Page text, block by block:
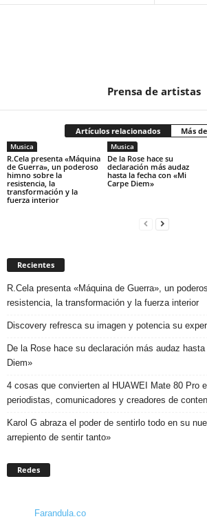
Prensa de artistas
Artículos relacionados Más
Musica
R.Cela presenta «Máquina
de Guerra», un poderoso
himno sobre la
resistencia, la
transformación y la
fuerza interior
Musica
De la Rose hace su
declaración más audaz
hasta la fecha con «Mi
Carpe Diem»
Recientes
R.Cela presenta «Máquina de Guerra», un
resistencia, la transformación y la fuerza interior
Discovery refresca su imagen y potencia su
De la Rose hace su declaración más audaz
Diem»
4 cosas que convierten al HUAWEI Mate 80 Pro
periodistas, comunicadores y creadores de
Karol G abraza el poder de sentirlo todo en su
arrepiento de sentir tanto»
Redes
Farandula.co